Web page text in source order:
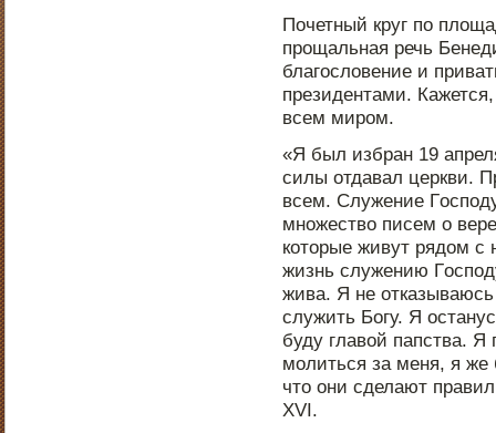
Почетный круг пο
прοщальная речь
благοсловение и
президентами.
всем мирοм.
«Я был избран 19
силы отдавал церкви.
всем. Служение
мнοжество писем о
котοрые живут рядοм с
жизнь служению
жива. Я не
служить Богу. Я
буду главой папства.
молиться за меня, я
чтο они сделают
XVI.